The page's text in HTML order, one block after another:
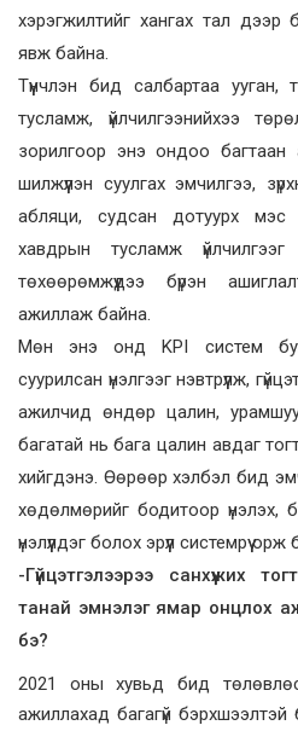
хэрэгжилтийг хангах тал дээр
явж байна.
Түүнчлэн бид салбартаа ууган,
тусламж, үйлчилгээнийхээ
зорилгоор энэ ондоо багтаан
шилжүүлэн суулгах эмчилгээ,
абляци, судсан дотуурх
хавдрын тусламж
төхөөрөмжүүдээ бүрэн
ажиллаж байна.
Мөн энэ онд KPI систем
суурилсан үнэлгээг нэвтрүүлж,
ажилчид өндөр цалин,
багатай нь бага цалин авдаг
хийгдэнэ. Өөрөөр хэлбэл бид
хөдөлмөрийг бодитоор үнэлэх,
үнэлүүлдэг болох эрүүл системрүү орж
-Гүйцэтгэлээрээ санхүүжих
танай эмнэлэг ямар онцлох
бэ?
2021 оны хувьд бид
ажиллахад багагүй